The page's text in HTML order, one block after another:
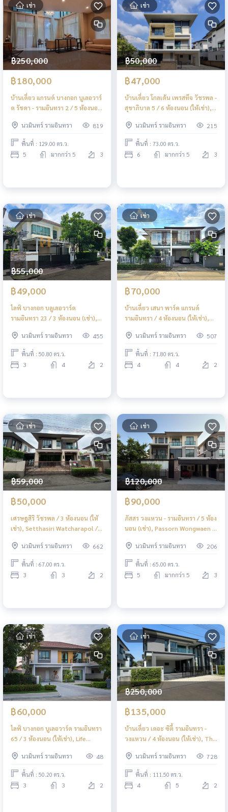
เช่า
฿250,000
฿180,000
บ้านเดี่ยว แกรนด์ บางกอก บูเลอวาร์
ด รัชดา - รามอินทรา 2 / 5 ห้องนอน
Boulevard Ratchada - Ramintra
2 / Single Family Home 5
Bedrooms (FOR RENT) TAN525
นวมินทร์ รามอินทรา 819
พื้นที่ : 129.00 ตร.ว.
5 มากกว่า 5 3
เช่า
฿50,000
฿47,000
บ้านเดี่ยว โกลเด้น เพรสทีจ วัชรพล -
สุขาภิบาล 5 / 6 ห้องนอน (ให้เช่า),
Sukhapiban 5 / Detached House
6 Bedrooms (FOR RENT)
TAN346
นวมินทร์ รามอินทรา 215
พื้นที่ : 73.00 ตร.ว.
6 มากกว่า 5 3
เช่า
฿55,000
฿49,000
ไลฟ์ บางกอก บลูเลอวาร์ด
รามอินทรา 23 / 3 ห้องนอน (เช่า),
Ramintra 23 / 3 Bedrooms (FOR
RENT) TAN847
นวมินทร์ รามอินทรา 455
พื้นที่ : 50.80 ตร.ว.
3 4 2
เช่า
฿70,000
บ้านเดี่ยว เสนา พาร์ค แกรนด์
รามอินทรา / 4 ห้องนอน (ให้เช่า),
Detached House 4 Bedrooms
(FOR RENT) TAN696
นวมินทร์ รามอินทรา 507
พื้นที่ : 71.80 ตร.ว.
4 4 2
เช่า
฿59,000
฿50,000
เศรษฐสิริ วัชรพล / 3 ห้องนอน (ให้
เช่า), Setthasiri Watcharapol / 3
นวมินทร์ รามอินทรา
662
พื้นที่ : 67.00 ตร.ว.
3 3 2
เช่า
฿120,000
฿90,000
ภัสสร วงแหวน - รามอินทรา / 5 ห้อง
นอน (เช่า), Passorn Wongwaen -
RENT) TAN898
นวมินทร์ รามอินทรา 206
พื้นที่ : 65.00 ตร.ว.
5 มากกว่า 5 3
เช่า
฿60,000
ไลฟ์ บางกอก บูเลอวาร์ด รามอินทรา
65 / 3 ห้องนอน (ให้เช่า), Life
/ 3 Bedrooms (FOR RENT)
TAN904
นวมินทร์ รามอินทรา 48
พื้นที่ : 50.20 ตร.ว.
3 3 2
เช่า
฿250,000
฿135,000
บ้านเดี่ยว เดอะ ซิตี้ รามอินทรา -
วงแหวน / 4 ห้องนอน (ให้เช่า), The
Detached House 4 Bedrooms
(FOR RENT) TAN738
นวมินทร์ รามอินทรา 728
พื้นที่ : 111.50 ตร.ว.
4 5 2